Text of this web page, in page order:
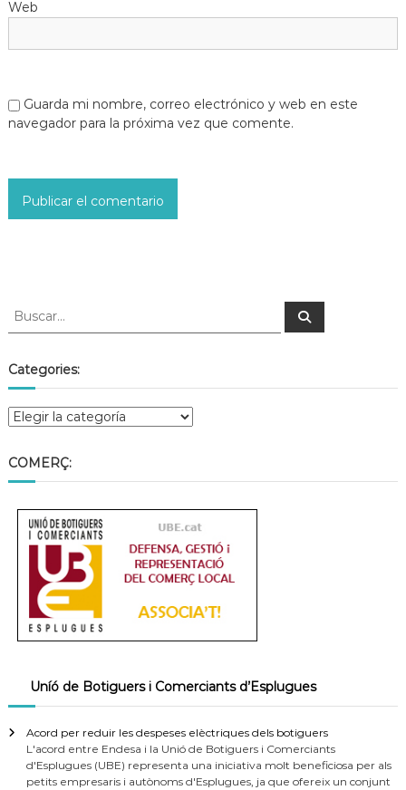
Web
Guarda mi nombre, correo electrónico y web en este
navegador para la próxima vez que comente.
Categories:
COMERÇ:
Uníó de Botiguers i Comerciants d’Esplugues
Acord per reduir les despeses elèctriques dels botiguers
L'acord entre Endesa i la Unió de Botiguers i Comerciants
d'Esplugues (UBE) representa una iniciativa molt beneficiosa per als
petits empresaris i autònoms d'Esplugues, ja que ofereix un conjunt